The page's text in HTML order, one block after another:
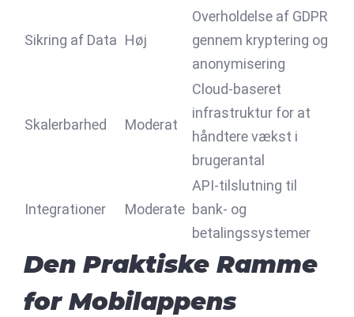
Sikring af Data Høj
Overholdelse af GDPR
gennem kryptering og
anonymisering
Skalerbarhed Moderat
Cloud-baseret
infrastruktur for at
håndtere vækst i
brugerantal
Integrationer Moderate
API-tilslutning til
bank- og
betalingssystemer
Den Praktiske Ramme
for Mobilappens